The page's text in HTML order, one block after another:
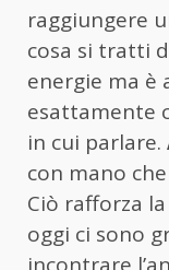
raggiungere
cosa si tratti
energie ma è
esattamente
in cui parlare.
con mano
Ciò rafforza
oggi ci sono